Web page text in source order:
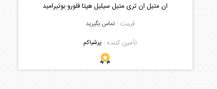
ان متیل ان تری متیل سیلیل هپتا فلورو بوتیرامید
قیمت :تماس بگیرید
تأمین کننده : پرشیاکم